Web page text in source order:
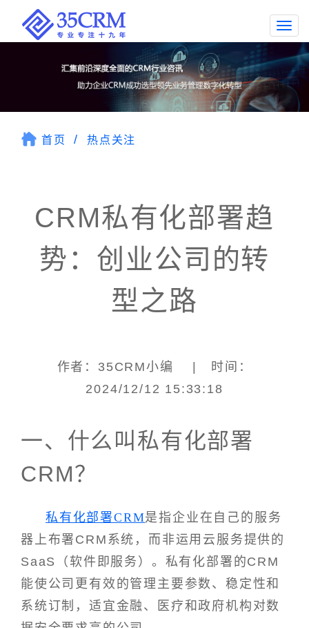
首页 热点关注
CRM私有化部署趋
势：创业公司的转
型之路
作者：35CRM小编 | 时间：
2024/12/12 15:33:18
一、什么叫私有化部署
CRM？
私有化部署CRM是指企业在自己的服务
器上布署CRM系统，而非运用云服务提供的
SaaS（软件即服务）。私有化部署的CRM
能使公司更有效的管理主要参数、稳定性和
系统订制，适宜金融、医疗和政府机构对数